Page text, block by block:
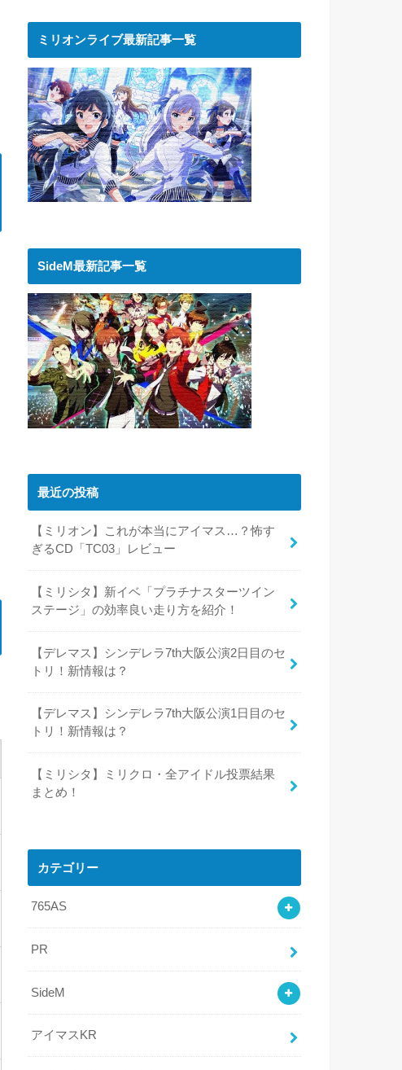
ミリオンライブ最新記事一覧
SideM最新記事一覧
最近の投稿
【ミリオン】これが本当にアイマス…？怖す
ぎるCD「TC03」レビュー
【ミリシタ】新イベ「プラチナスターツイン
ステージ」の効率良い走り方を紹介！
【デレマス】シンデレラ7th大阪公演2日目のセ
トリ！新情報は？
【デレマス】シンデレラ7th大阪公演1日目のセ
トリ！新情報は？
【ミリシタ】ミリクロ・全アイドル投票結果
まとめ！
カテゴリー
765AS
PR
SideM
アイマスKR